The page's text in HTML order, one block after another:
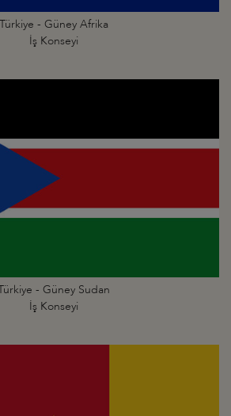
Türkiye - Güney Afrika
İş Konseyi
- Güney Sudan
İş Konseyi